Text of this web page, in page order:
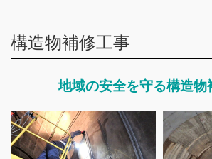
構造物補修工事
地域の安全を守る構造物